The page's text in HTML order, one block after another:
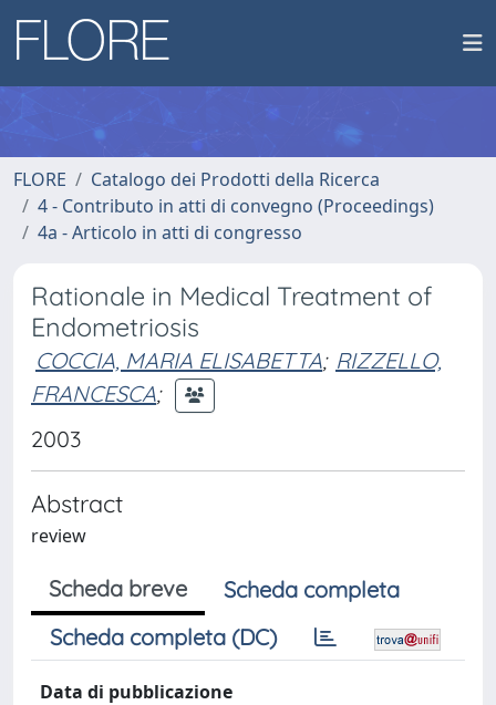
FLORE
Catalogo dei Prodotti della Ricerca
4 - Contributo in atti di convegno (Proceedings)
4a - Articolo in atti di congresso
Rationale in Medical Treatment of
Endometriosis
COCCIA, MARIA ELISABETTA; RIZZELLO,
FRANCESCA;
2003
Abstract
review
Scheda breve
Scheda completa
Scheda completa (DC)
Data di pubblicazione